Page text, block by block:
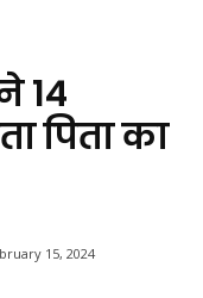
14
पिता का
15, 2024